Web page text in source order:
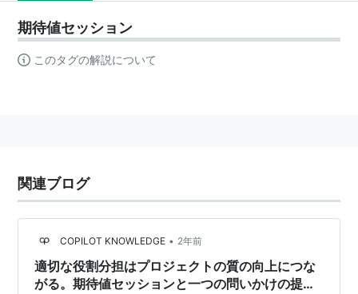
期待値セッション
このタグの解説について
関連ブログ
COPILOT KNOWLEDGE • 2年前
適切な役割分担はプロジェクトの質の向上につな
がる。期待値セッションと一つの問いかけの提案